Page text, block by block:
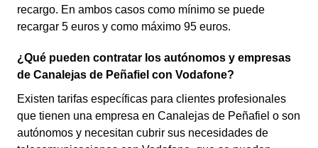
recargo. En ambos casos como mínimo se puede
recargar 5 euros y como máximo 95 euros.
¿Qué pueden contratar los autónomos y empresas
de Canalejas de Peñafiel con Vodafone?
Existen tarifas específicas para clientes profesionales
que tienen una empresa en Canalejas de Peñafiel o son
autónomos y necesitan cubrir sus necesidades de